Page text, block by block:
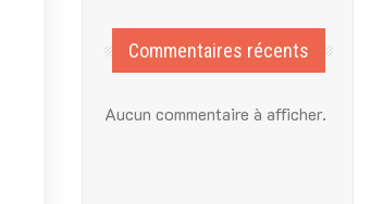
Commentaires récents
Aucun commentaire à afficher.